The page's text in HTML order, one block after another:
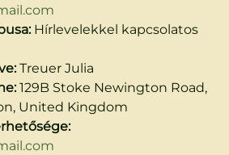
Hírlevelekkel kapcsolatos
Treuer Julia
129B Stoke Newington Road,
United Kingdom